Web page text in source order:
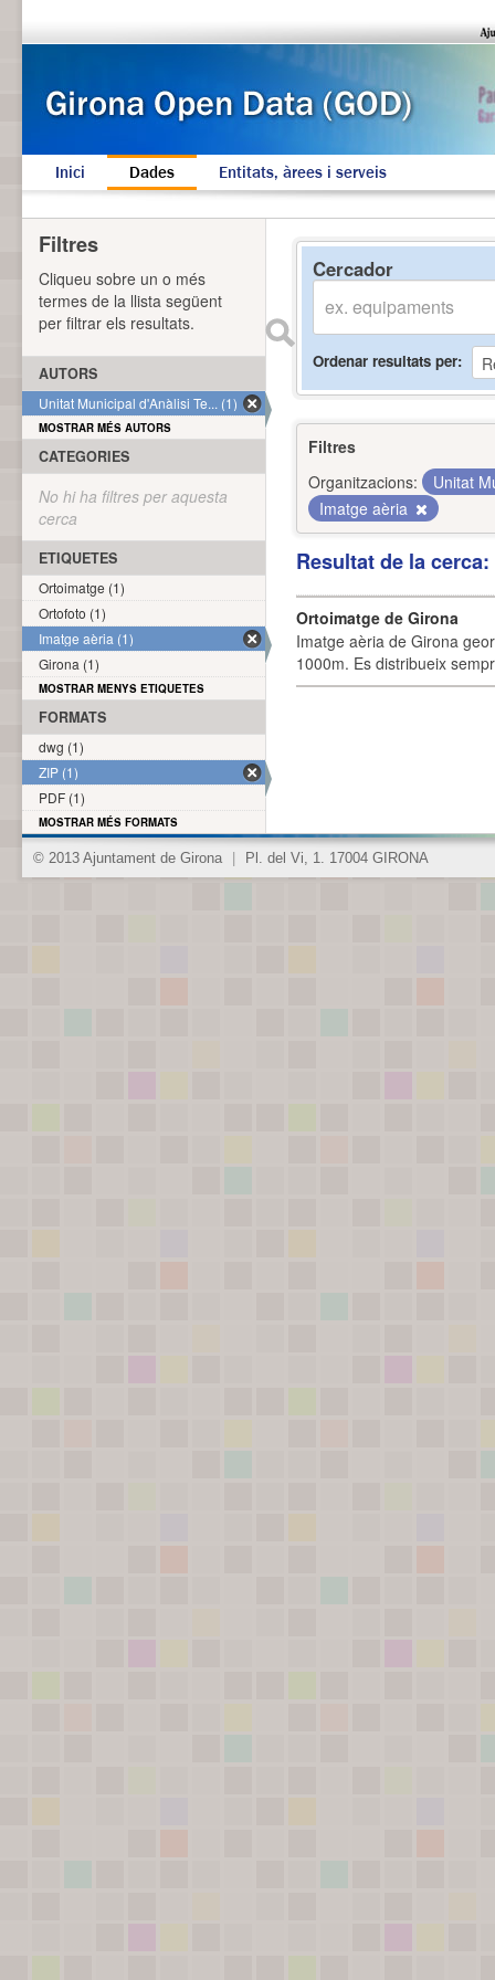
Inici Dades Entitats, àrees i serveis
Cercador
Ordenar resultats per
Filtres
Organitzacions:
Unitat
Imatge aèria
Resultat de la
Ortoimatge de Girona
Imatge aèria de Girona
1000m. Es distribueix
Filtres
Cliqueu sobre un o més
termes de la llista següent
per filtrar els resultats.
AUTORS
Unitat Municipal d'Anàlisi Te... (1)
MOSTRAR MÉS AUTORS
CATEGORIES
No hi ha filtres per aquesta
cerca
ETIQUETES
Ortoimatge (1)
Ortofoto (1)
Imatge aèria (1)
Girona (1)
MOSTRAR MENYS ETIQUETES
FORMATS
dwg (1)
ZIP (1)
PDF (1)
MOSTRAR MÉS FORMATS
© 2013 Ajuntament de Girona Pl. del Vi, 1. 17004 GIRONA